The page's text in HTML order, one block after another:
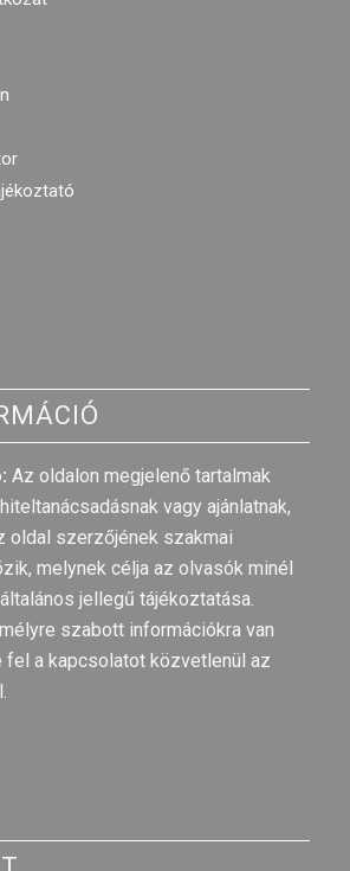
Az oldalon megjelenő tartalmak
vagy ajánlatnak,
oldal szerzőjének szakmai
melynek célja az olvasók minél
jellegű tájékoztatása.
szabott információkra van
fel a kapcsolatot közvetlenül az